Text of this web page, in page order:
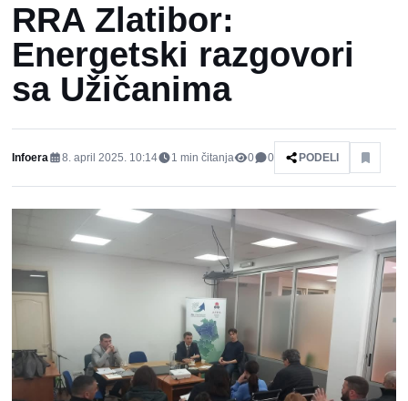
RRA Zlatibor:
Energetski razgovori
sa Užičanima
Infoera 8. april 2025. 10:14 1 min čitanja 0 0 PODELI